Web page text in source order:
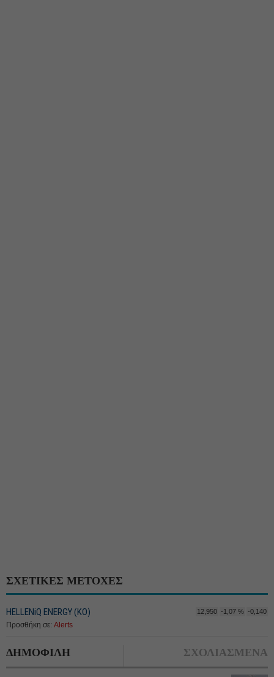
ΣΧΕΤΙΚΕΣ ΜΕΤΟΧΕΣ
HELLENiQ ENERGY (ΚΟ) 12,950 -1,07 % -0,140
Προσθήκη σε: Alerts
ΔΗΜΟΦΙΛΗ ΣΧΟΛΙΑΣΜΕΝΑ